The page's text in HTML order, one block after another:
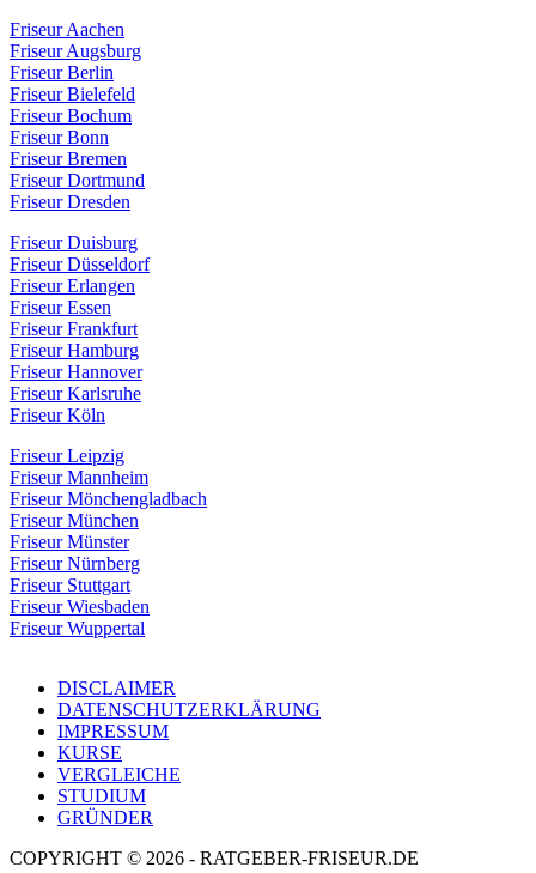
Friseur Aachen
Friseur Augsburg
Friseur Berlin
Friseur Bielefeld
Friseur Bochum
Friseur Bonn
Friseur Bremen
Friseur Dortmund
Friseur Dresden
Friseur Duisburg
Friseur Düsseldorf
Friseur Erlangen
Friseur Essen
Friseur Frankfurt
Friseur Hamburg
Friseur Hannover
Friseur Karlsruhe
Friseur Köln
Friseur Leipzig
Friseur Mannheim
Friseur Mönchengladbach
Friseur München
Friseur Münster
Friseur Nürnberg
Friseur Stuttgart
Friseur Wiesbaden
Friseur Wuppertal
DISCLAIMER
DATENSCHUTZERKLÄRUNG
IMPRESSUM
KURSE
VERGLEICHE
STUDIUM
GRÜNDER
COPYRIGHT © 2026 - RATGEBER-FRISEUR.DE